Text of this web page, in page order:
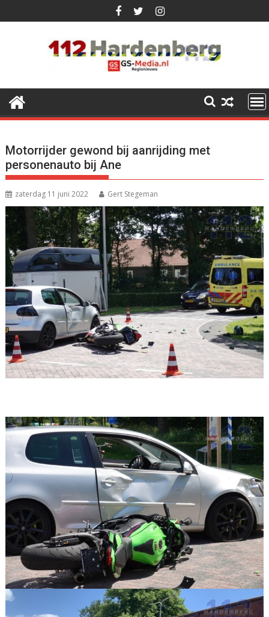
naar
Motorrijder gewond bij aanrijding met
personenauto bij Ane
zaterdag 11 juni 2022 Gert Stegeman